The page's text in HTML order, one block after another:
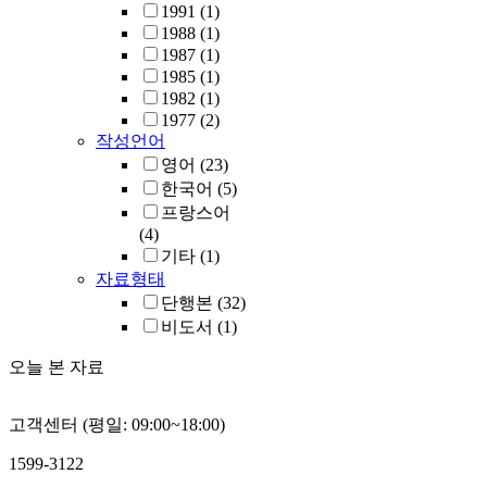
1991 (1)
1988 (1)
1987 (1)
1985 (1)
1982 (1)
1977 (2)
작성언어
영어 (23)
한국어 (5)
프랑스어
(4)
기타 (1)
자료형태
단행본 (32)
비도서 (1)
오늘 본 자료
고객센터 (평일: 09:00~18:00)
1599-3122